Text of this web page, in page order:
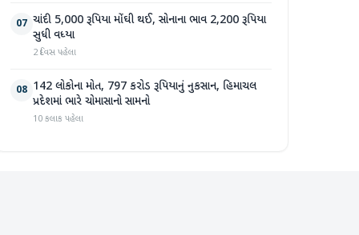
07 ચાંદી 5,000 રૂપિયા મોંઘી થઈ, સોનાના ભાવ 2,200 રૂપિયા
સુધી વધ્યા
2 દિવસ પહેલા
08 142 લોકોના મોત, 797 કરોડ રૂપિયાનું નુકસાન, હિમાચલ
પ્રદેશમાં ભારે ચોમાસાનો સામનો
10 કલાક પહેલા